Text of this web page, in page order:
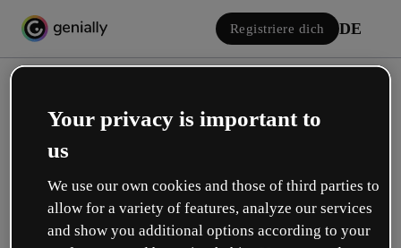
Registriere dich DE
Einloggen
Your privacy is important to
us
We use our own cookies and those of third parties to
allow for a variety of features, analyze our services
and show you additional options according to your